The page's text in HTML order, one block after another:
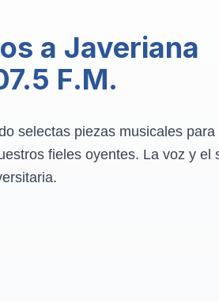
a Javeriana
F.M.
selectas piezas musicales para
fieles oyentes. La voz y el